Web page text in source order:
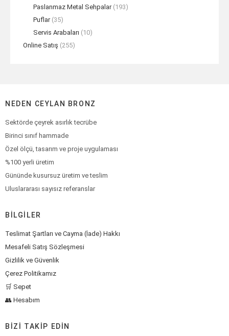
Paslanmaz Metal Sehpalar (193)
Puflar (35)
Servis Arabaları (10)
Online Satış (255)
NEDEN CEYLAN BRONZ
Sektörde çeyrek asırlık tecrübe
Birinci sınıf hammade
Özel ölçü, tasarım ve proje uygulaması
%100 yerli üretim
Gününde kusursuz üretim ve teslim
Uluslararası sayısız referanslar
BILGILER
Teslimat Şartları ve Cayma (İade) Hakkı
Mesafeli Satış Sözleşmesi
Gizlilik ve Güvenlik
Çerez Politikamız
🛒 Sepet
👥 Hesabım
BIZI TAKIP EDIN